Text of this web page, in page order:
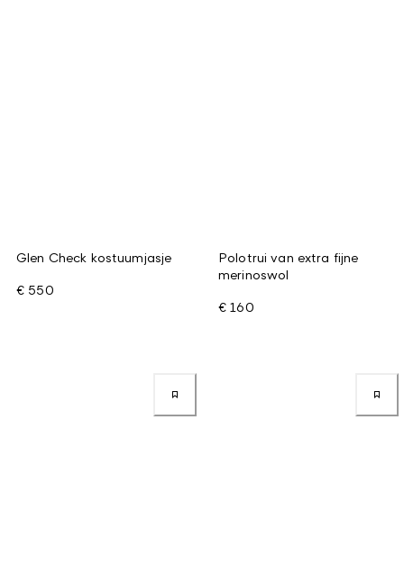
Glen Check kostuumjasje
€ 550
Polotrui van extra fijne
merinoswol
€ 160